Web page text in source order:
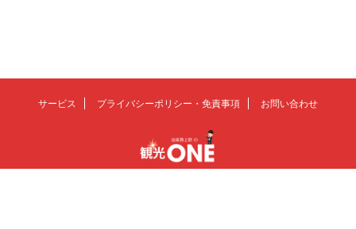
サービス プライバシーポリシー・免責事項 お問い合わせ